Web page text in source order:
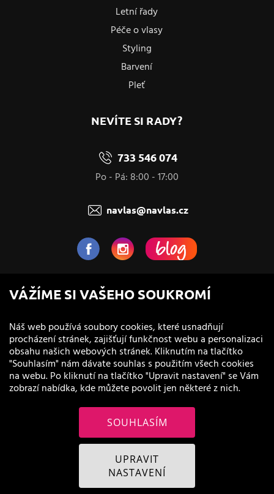
Letní řady
Péče o vlasy
Styling
Barvení
Pleť
NEVÍTE SI RADY?
733 546 074
Po - Pá: 8:00 - 17:00
navlas@navlas.cz
NaVlas.cz - Vlasová kosmetika
provozovatel e-shopu a prodejen
© 2011 - 2026 NaVlas.cz
VÁŽÍME SI VAŠEHO SOUKROMÍ
Náš web používá soubory cookies, které usnadňují
procházení stránek, zajišťují funkčnost webu a personalizaci
obsahu našich webových stránek. Kliknutím na tlačítko
"Souhlasím" nám dávate souhlas s použitím všech cookies
na webu. Po kliknutí na tlačítko "Upravit nastavení" se Vám
zobrazí nabídka, kde můžete povolit jen některé z nich.
SOUHLASÍM
UPRAVIT
NASTAVENÍ